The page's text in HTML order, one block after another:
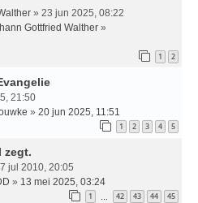
» 23 jun 2025, 08:22
Gottfried Walther »
1 2
21:50
» 20 jun 2025, 11:51
1 2 3 4 5
zegt.
jul 2010, 20:05
» 13 mei 2025, 03:24
1 … 42 43 44 45